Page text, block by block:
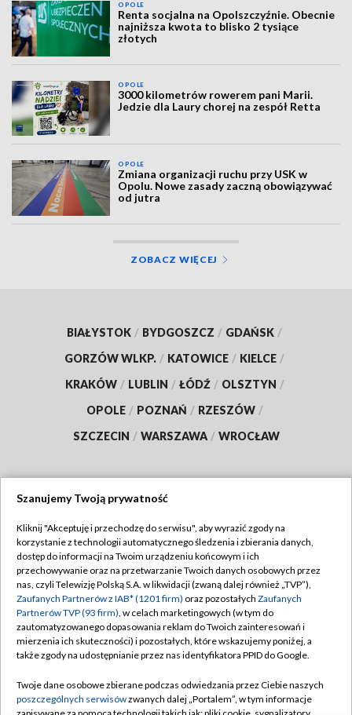
OPOLE
Renta socjalna na Opolszczyźnie. Obecnie
najniższa kwota to blisko 2 tysiące
złotych
OPOLE
3000 kilometrów rowerem pani Marii.
Jedzie dla Laury chorej na zespół Retta
OPOLE
Zmiana organizacji ruchu przy USK w
Opolu. Nowe zasady zaczną obowiązywać
od jutra
ZOBACZ WIĘCEJ
BIAŁYSTOK / BYDGOSZCZ / GDAŃSK /
GORZÓW WLKP. / KATOWICE / KIELCE /
KRAKÓW / LUBLIN / ŁÓDŹ / OLSZTYN /
OPOLE / POZNAŃ / RZESZÓW /
SZCZECIN / WARSZAWA / WROCŁAW
TVP
Abonament TVP
Emisja w TVP
Centrum informacji TVP
Naziemna Telewizja Cyfrowa
Rada Programowa
Regulamin TVP
Polityka prywatności
Moje zgody
Pomoc
Kontakt
Szanujemy Twoją prywatność
Kliknij "Akceptuję i przechodzę do serwisu", aby wyrazić zgody na
korzystanie z technologii automatycznego śledzenia i zbierania danych,
dostęp do informacji na Twoim urządzeniu końcowym i ich
przechowywanie oraz na przetwarzanie Twoich danych osobowych przez
nas, czyli Telewizję Polską S.A. w likwidacji (zwaną dalej również „TVP”),
Zaufanych Partnerów z IAB* (1201 firm) oraz pozostałych Zaufanych
Partnerów TVP (93 firm), w celach marketingowych (w tym do
zautomatyzowanego dopasowania reklam do Twoich zainteresowań i
mierzenia ich skuteczności) i pozostałych, które wskazujemy poniżej, a
także zgody na udostępnianie przez nas identyfikatora PPID do Google.
Twoje dane osobowe zbierane podczas odwiedzania przez Ciebie naszych
poszczególnych serwisówzwanych dalej „Portalem”, w tym informacje